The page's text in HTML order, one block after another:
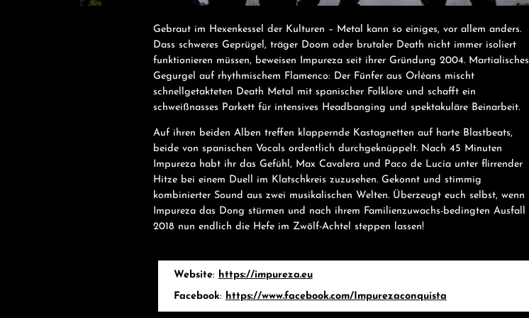
Gebraut im Hexenkessel der Kulturen – Metal kann so einiges, vor allem anders.
Dass schweres Geprügel, träger Doom oder brutaler Death nicht immer isoliert
funktionieren müssen, beweisen Impureza seit ihrer Gründung 2004. Martialisches
Gegurgel auf rhythmischem Flamenco: Der Fünfer aus Orléans mischt
schnellgetakteten Death Metal mit spanischer Folklore und schafft ein
schweißnasses Parkett für intensives Headbanging und spektakuläre Beinarbeit.
Auf ihren beiden Alben treffen klappernde Kastagnetten auf harte Blastbeats,
beide von spanischen Vocals ordentlich durchgeknüppelt. Nach 45 Minuten
Impureza habt ihr das Gefühl, Max Cavalera und Paco de Lucía unter flirrender
Hitze bei einem Duell im Klatschkreis zuzusehen. Gekonnt und stimmig
kombinierter Sound aus zwei musikalischen Welten. Überzeugt euch selbst, wenn
Impureza das Dong stürmen und nach ihrem Familienzuwachs-bedingten Ausfall
2018 nun endlich die Hefe im Zwölf-Achtel steppen lassen!
Website: https://impureza.eu
Facebook: https://www.facebook.com/Impurezaconquista